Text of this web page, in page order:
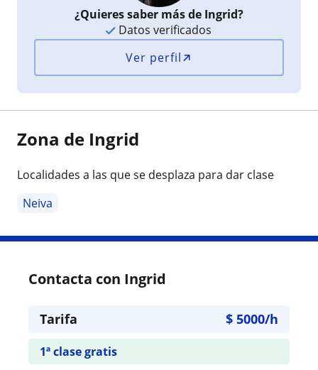
¿Quieres saber más de Ingrid?
Datos verificados
Ver perfil
Zona de Ingrid
Localidades a las que se desplaza para dar clase
Neiva
Contacta con Ingrid
Tarifa $ 5000/h
1ª clase gratis